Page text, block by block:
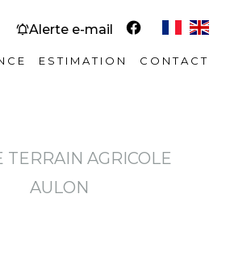
Alerte e-mail
ESTIMATION CONTACT
TERRAIN AGRICOLE
AULON